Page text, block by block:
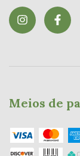
Meios de